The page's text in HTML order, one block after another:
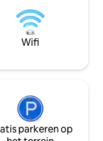
houtgestookte
een
De woning heeft
deze mogelijk
Wifi
parkeren op